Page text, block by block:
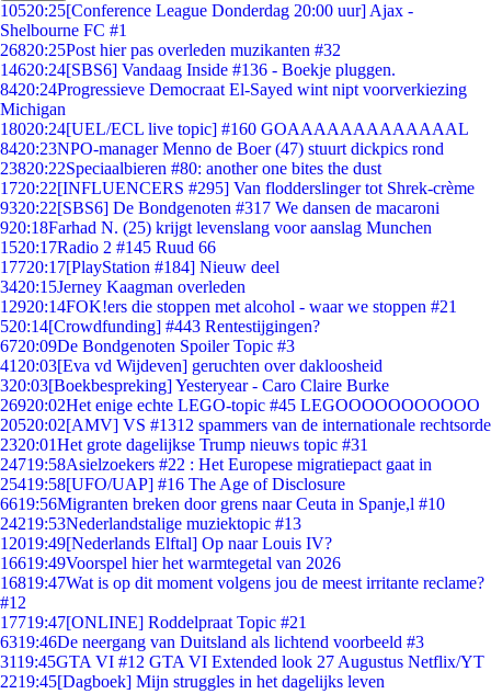
10520:25[Conference League Donderdag 20:00 uur] Ajax -
Shelbourne FC #1
26820:25Post hier pas overleden muzikanten #32
14620:24[SBS6] Vandaag Inside #136 - Boekje pluggen.
8420:24Progressieve Democraat El-Sayed wint nipt voorverkiezing
Michigan
18020:24[UEL/ECL live topic] #160 GOAAAAAAAAAAAAAL
8420:23NPO-manager Menno de Boer (47) stuurt dickpics rond
23820:22Speciaalbieren #80: another one bites the dust
1720:22[INFLUENCERS #295] Van flodderslinger tot Shrek-crème
9320:22[SBS6] De Bondgenoten #317 We dansen de macaroni
920:18Farhad N. (25) krijgt levenslang voor aanslag Munchen
1520:17Radio 2 #145 Ruud 66
17720:17[PlayStation #184] Nieuw deel
3420:15Jerney Kaagman overleden
12920:14FOK!ers die stoppen met alcohol - waar we stoppen #21
520:14[Crowdfunding] #443 Rentestijgingen?
6720:09De Bondgenoten Spoiler Topic #3
41 20:03[Eva vd Wijdeven] geruchten over dakloosheid
320:03[Boekbespreking] Yesteryear - Caro Claire Burke
26920:02Het enige echte LEGO-topic #45 LEGOOOOOOOOOOO
20520:02[AMV] VS #1312 spammers van de internationale rechtsorde
2320:01Het grote dagelijkse Trump nieuws topic #31
24719:58Asielzoekers #22 : Het Europese migratiepact gaat in
25419:58[UFO/UAP] #16 The Age of Disclosure
6619:56Migranten breken door grens naar Ceuta in Spanje,l #10
24219:53Nederlandstalige muziektopic #13
12019:49[Nederlands Elftal] Op naar Louis IV?
16619:49Voorspel hier het warmtegetal van 2026
16819:47Wat is op dit moment volgens jou de meest irritante reclame?
#12
17719:47[ONLINE] Roddelpraat Topic #21
6319:46De neergang van Duitsland als lichtend voorbeeld #3
3119:45GTA VI #12 GTA VI Extended look 27 Augustus Netflix/YT
2219:45[Dagboek] Mijn struggles in het dagelijks leven